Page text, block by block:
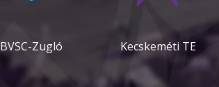
BVSC-Zugló Kecskeméti TE